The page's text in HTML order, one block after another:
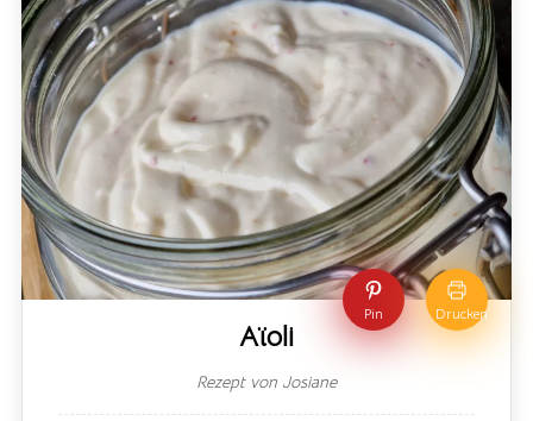
Pin Drucken
Aïoli
Rezept von Josiane